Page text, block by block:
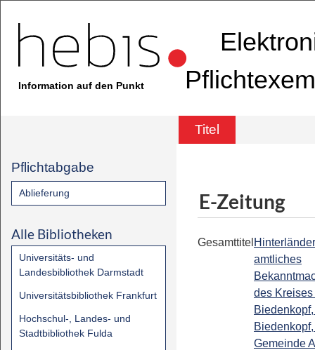
Information auf den Punkt
Titel
Pflichtabgabe
Ablieferung
Alle Bibliotheken
Universitäts- und
Landesbibliothek Darmstadt
Universitätsbibliothek Frankfurt
Hochschul-, Landes- und
Stadtbibliothek Fulda
E-Zeitung
Gesamttitel
amtliches
des
Gemeinde